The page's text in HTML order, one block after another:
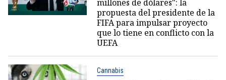
millones de dólares": la
propuesta del presidente de la
FIFA para impulsar proyecto
que lo tiene en conflicto con la
UEFA
Cannabis